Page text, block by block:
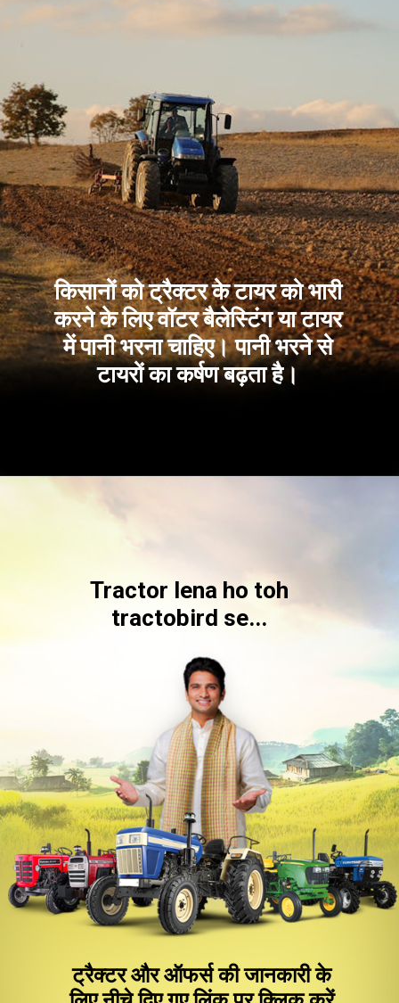
किसानों को ट्रैक्टर के टायर को भारी
करने के लिए वॉटर बैलेस्टिंग या टायर
में पानी भरना चाहिए। पानी भरने से
टायरों का कर्षण बढ़ता है।
Tractor lena ho toh
tractobird se...
ट्रैक्टर और ऑफर्स की जानकारी के